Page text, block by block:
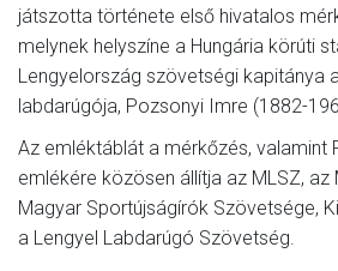
játszotta története első hivatalos
melynek helyszíne a Hungária körúti
Lengyelország szövetségi kapitánya
labdarúgója, Pozsonyi Imre (1882-
Az emléktáblát a mérkőzés, valamint
emlékére közösen állítja az MLSZ, az
Magyar Sportújságírók Szövetsége,
a Lengyel Labdarúgó Szövetség.